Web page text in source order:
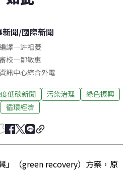
新聞/國際新聞
譯—許祖菱
校—鄒敏惠
訊中心綜合外電
低碳新聞 污染治理
綠色振興
循環經濟
」（green recovery）方案，原